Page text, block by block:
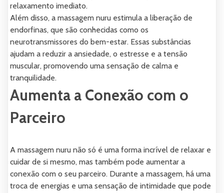
relaxamento imediato.
Além disso, a massagem nuru estimula a liberação de
endorfinas, que são conhecidas como os
neurotransmissores do bem-estar. Essas substâncias
ajudam a reduzir a ansiedade, o estresse e a tensão
muscular, promovendo uma sensação de calma e
tranquilidade.
Aumenta a Conexão com o
Parceiro
A massagem nuru não só é uma forma incrível de relaxar e
cuidar de si mesmo, mas também pode aumentar a
conexão com o seu parceiro. Durante a massagem, há uma
troca de energias e uma sensação de intimidade que pode